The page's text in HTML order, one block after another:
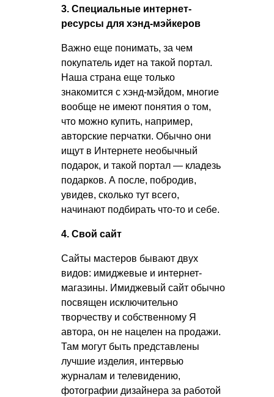
3. Специальные интернет-
ресурсы для хэнд-мэйкеров
Важно еще понимать, за чем
покупатель идет на такой портал.
Наша страна еще только
знакомится с хэнд-мэйдом, многие
вообще не имеют понятия о том,
что можно купить, например,
авторские перчатки. Обычно они
ищут в Интернете необычный
подарок, и такой портал — кладезь
подарков. А после, побродив,
увидев, сколько тут всего,
начинают подбирать что-то и себе.
4. Свой сайт
Сайты мастеров бывают двух
видов: имиджевые и интернет-
магазины. Имиджевый сайт обычно
посвящен исключительно
творчеству и собственному Я
автора, он не нацелен на продажи.
Там могут быть представлены
лучшие изделия, интервью
журналам и телевидению,
фотографии дизайнера за работой